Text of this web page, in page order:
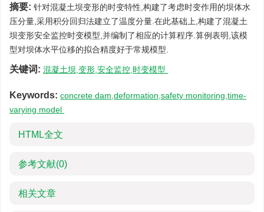
摘要: 针对混凝土坝变形的时变特性,构建了考虑时变作用的坝体水
压分量,采用积分回归法建立了温度分量.在此基础上,构建了混凝土
坝变形安全监控时变模型,并编制了相应的计算程序.算例表明,该模
型对坝体水平位移的拟合精度好于常规模型.
关键词: 混凝土坝,变形,安全监控,时变模型
Keywords: concrete dam,deformation,safety monitoring,time-
varying model
HTML全文
参考文献(0)
相关文章